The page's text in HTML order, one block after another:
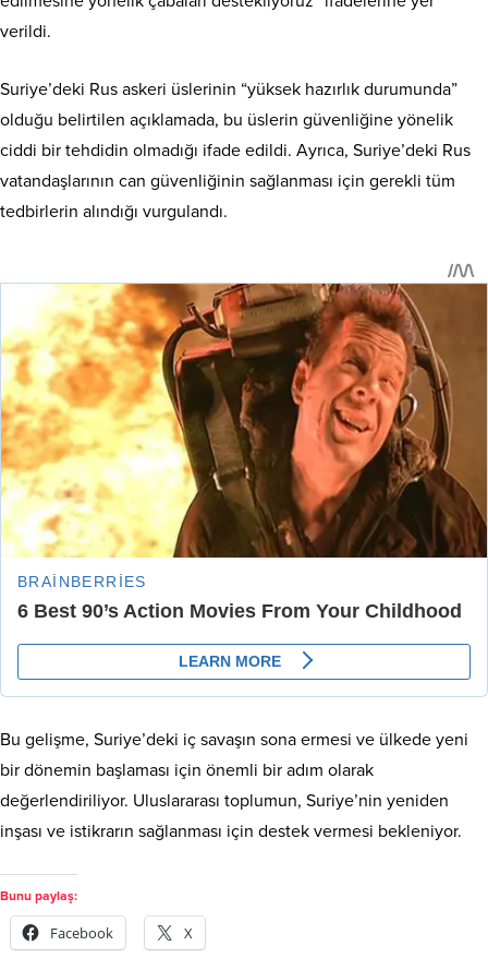
verildi.
Suriye’deki Rus askeri üslerinin “yüksek hazırlık durumunda”
olduğu belirtilen açıklamada, bu üslerin güvenliğine yönelik
ciddi bir tehdidin olmadığı ifade edildi. Ayrıca, Suriye’deki Rus
vatandaşlarının can güvenliğinin sağlanması için gerekli tüm
tedbirlerin alındığı vurgulandı.
Bu gelişme, Suriye’deki iç savaşın sona ermesi ve ülkede yeni
bir dönemin başlaması için önemli bir adım olarak
değerlendiriliyor. Uluslararası toplumun, Suriye’nin yeniden
inşası ve istikrarın sağlanması için destek vermesi bekleniyor.
Bunu paylaş:
Facebook X